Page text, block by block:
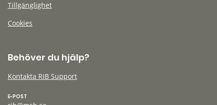
Tillgänglighet
Cookies
Behöver du hjälp?
Kontakta RIB Support
E-POST